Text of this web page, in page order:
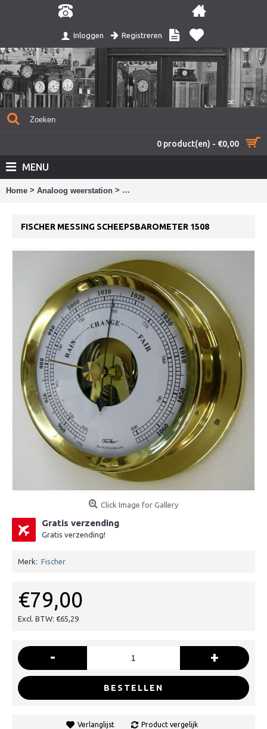
Inloggen Registreren
0 product(en) - €0,00
MENU
Home > Analoog weerstation > Fischer messing scheepsbarometer
FISCHER MESSING SCHEEPSBAROMETER 1508
Click Image for Gallery
Gratis verzending
Gratis verzending!
Merk: Fischer
€79,00
Excl. BTW: €65,29
- +
BESTELLEN
Verlanglijst Product vergelijk